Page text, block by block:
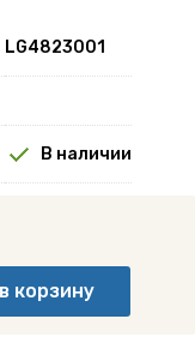
LG4823001
В наличии